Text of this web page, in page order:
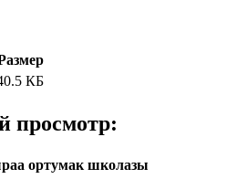
КБ
просмотр:
ортумак школазы